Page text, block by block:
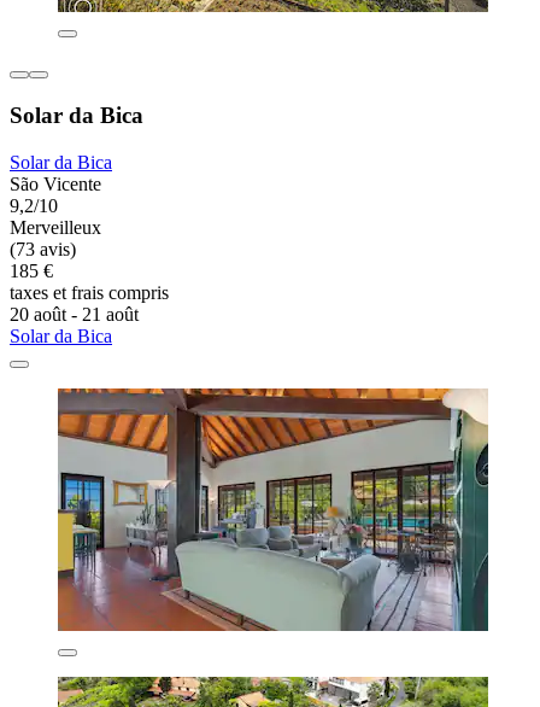
Solar da Bica
Solar da Bica
São Vicente
9,2/10
Merveilleux
(73 avis)
185 €
taxes et frais compris
20 août - 21 août
Solar da Bica